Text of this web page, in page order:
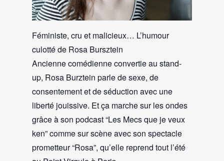
Féministe, cru et malicieux… L’humour
culotté de Rosa Bursztein
Ancienne comédienne convertie au stand-
up, Rosa Burztein parle de sexe, de
consentement et de séduction avec une
liberté jouissive. Et ça marche sur les ondes
grâce à son podcast “Les Mecs que je veux
ken” comme sur scène avec son spectacle
prometteur “Rosa”, qu’elle reprend tout l’été